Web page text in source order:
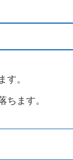
す。
ちます。